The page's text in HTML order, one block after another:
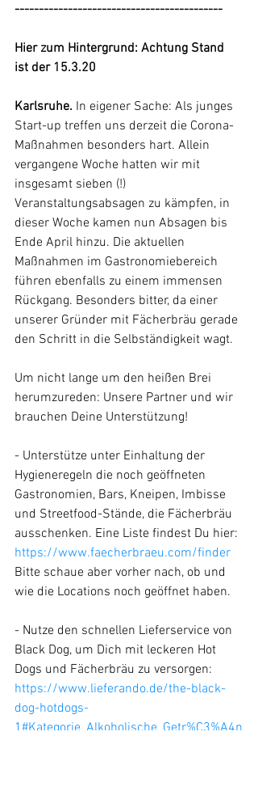
-------------------------------------------
Hier zum Hintergrund: Achtung Stand
ist der 15.3.20
Karlsruhe. In eigener Sache: Als junges
Start-up treffen uns derzeit die Corona-
Maßnahmen besonders hart. Allein
vergangene Woche hatten wir mit
insgesamt sieben (!)
Veranstaltungsabsagen zu kämpfen, in
dieser Woche kamen nun Absagen bis
Ende April hinzu. Die aktuellen
Maßnahmen im Gastronomiebereich
führen ebenfalls zu einem immensen
Rückgang. Besonders bitter, da einer
unserer Gründer mit Fächerbräu gerade
den Schritt in die Selbständigkeit wagt.
Um nicht lange um den heißen Brei
herumzureden: Unsere Partner und wir
brauchen Deine Unterstützung!
- Unterstütze unter Einhaltung der
Hygieneregeln die noch geöffneten
Gastronomien, Bars, Kneipen, Imbisse
und Streetfood-Stände, die Fächerbräu
ausschenken. Eine Liste findest Du hier:
https://www.faecherbraeu.com/finder
Bitte schaue aber vorher nach, ob und
wie die Locations noch geöffnet haben.
- Nutze den schnellen Lieferservice von
Black Dog, um Dich mit leckeren Hot
Dogs und Fächerbräu zu versorgen:
https://www.lieferando.de/the-black-
dog-hotdogs-
1#Kategorie_Alkoholische_Getr%C3%A4n